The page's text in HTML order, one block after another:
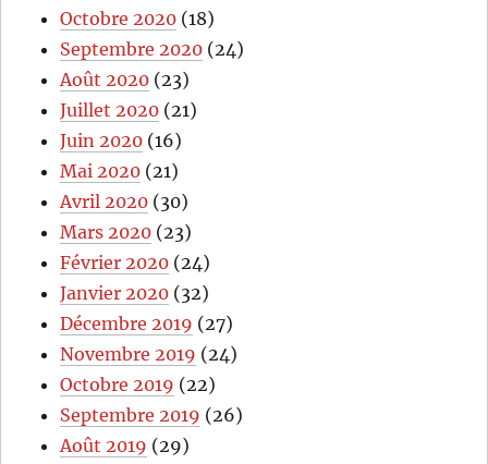
Octobre 2020 (18)
Septembre 2020 (24)
Août 2020 (23)
Juillet 2020 (21)
Juin 2020 (16)
Mai 2020 (21)
Avril 2020 (30)
Mars 2020 (23)
Février 2020 (24)
Janvier 2020 (32)
Décembre 2019 (27)
Novembre 2019 (24)
Octobre 2019 (22)
Septembre 2019 (26)
Août 2019 (29)